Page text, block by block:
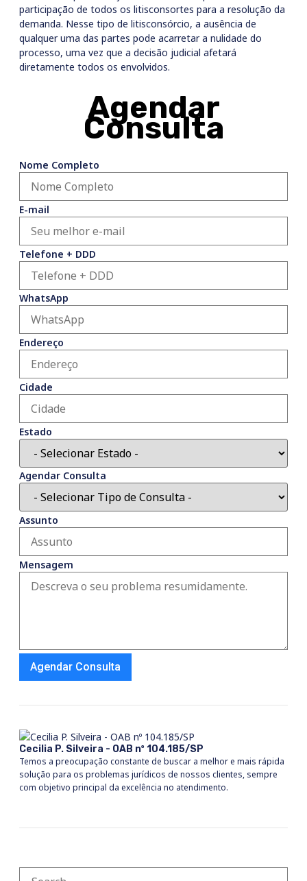
participação de todos os litisconsortes para a resolução da
demanda. Nesse tipo de litisconsórcio, a ausência de
qualquer uma das partes pode acarretar a nulidade do
processo, uma vez que a decisão judicial afetará
diretamente todos os envolvidos.
Agendar
Consulta
Nome Completo
E-mail
Telefone + DDD
WhatsApp
Endereço
Cidade
Estado
Agendar Consulta
Assunto
Mensagem
Agendar Consulta
Cecilia P. Silveira - OAB nº 104.185/SP
Temos a preocupação constante de buscar a melhor e mais rápida
solução para os problemas jurídicos de nossos clientes, sempre
com objetivo principal da excelência no atendimento.